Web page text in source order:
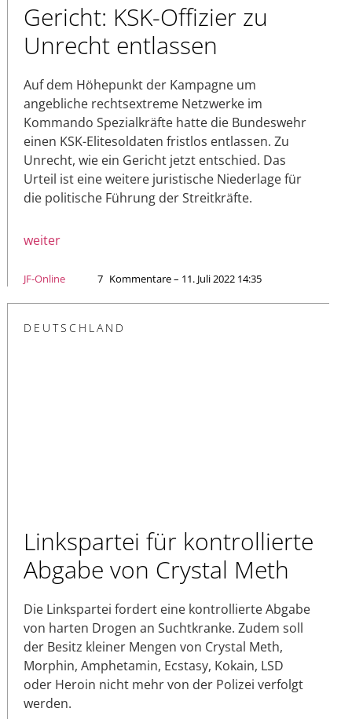
Gericht: KSK-Offizier zu
Unrecht entlassen
Auf dem Höhepunkt der Kampagne um
angebliche rechtsextreme Netzwerke im
Kommando Spezialkräfte hatte die Bundeswehr
einen KSK-Elitesoldaten fristlos entlassen. Zu
Unrecht, wie ein Gericht jetzt entschied. Das
Urteil ist eine weitere juristische Niederlage für
die politische Führung der Streitkräfte.
weiter
JF-Online 7 Kommentare – 11. Juli 2022 14:35
DEUTSCHLAND
Linkspartei für kontrollierte
Abgabe von Crystal Meth
Die Linkspartei fordert eine kontrollierte Abgabe
von harten Drogen an Suchtkranke. Zudem soll
der Besitz kleiner Mengen von Crystal Meth,
Morphin, Amphetamin, Ecstasy, Kokain, LSD
oder Heroin nicht mehr von der Polizei verfolgt
werden.